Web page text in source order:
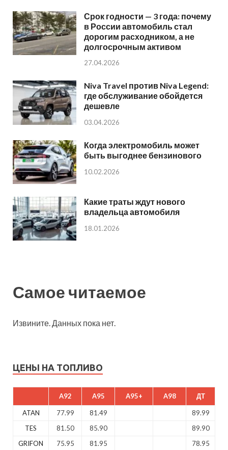
Срок годности — 3 года: почему
в России автомобиль стал
дорогим расходником, а не
долгосрочным активом
27.04.2026
Niva Travel против Niva Legend:
где обслуживание обойдется
дешевле
03.04.2026
Когда электромобиль может
быть выгоднее бензинового
10.02.2026
Какие траты ждут нового
владельца автомобиля
18.01.2026
Самое читаемое
Извините. Данных пока нет.
ЦЕНЫ НА ТОПЛИВО
A92 A95 A95+ A98 ДТ
ATAN 77.99 81.49
89.99
TES
81.50 85.90
89.90
GRIFON
75.95 81.95 78.95